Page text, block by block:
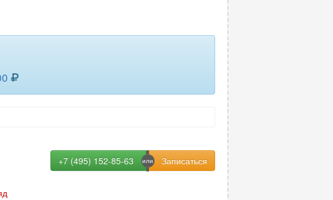
ребер
толстой кишки (ирригография) 8
+7 (495) 152-85-63